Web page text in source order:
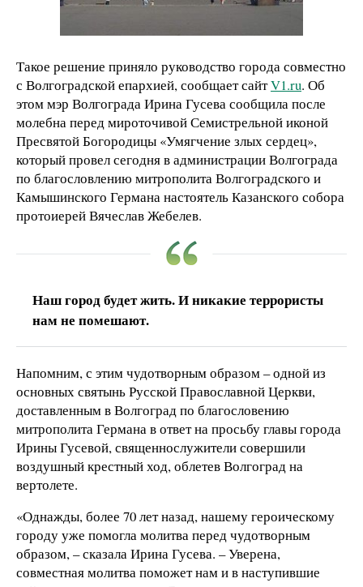
Такое решение приняло руководство города совместно
с Волгоградской епархией, сообщает сайтV1.ru. Об
этом мэр Волгограда Ирина Гусева сообщила после
молебна перед мироточивой Семистрельной иконой
Пресвятой Богородицы «Умягчение злых сердец»,
который провел сегодня в администрации Волгограда
по благословлению митрополита Волгоградского и
Камышинского Германа настоятель Казанского собора
протоиерей Вячеслав Жебелев.
Наш город будет жить. И никакие террористы
нам не помешают.
Напомним, с этим чудотворным образом – одной из
основных святынь Русской Православной Церкви,
доставленным в Волгоград по благословению
митрополита Германа в ответ на просьбу главы города
Ирины Гусевой, священнослужители совершили
воздушный крестный ход, облетев Волгоград на
вертолете.
«Однажды, более 70 лет назад, нашему героическому
городу уже помогла молитва перед чудотворным
образом, – сказала Ирина Гусева. – Уверена,
совместная молитва поможет нам и в наступившие